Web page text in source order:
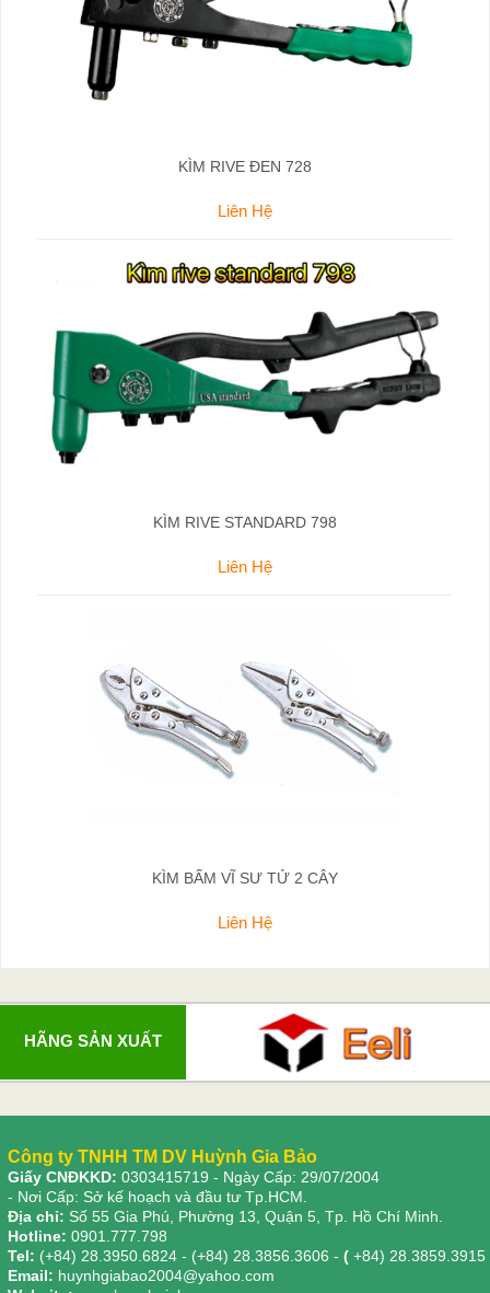
KÌM RIVE ĐEN 728
Liên Hệ
KÌM RIVE STANDARD 798
Liên Hệ
KÌM BẤM VĨ SƯ TỬ 2 CÂY
Liên Hệ
HÃNG SẢN XUẤT
Công ty TNHH TM DV Huỳnh Gia Bảo
Giấy CNĐKKD: 0303415719 - Ngày Cấp: 29/07/2004
- Nơi Cấp: Sở kế hoạch và đầu tư Tp.HCM.
Địa chỉ: Số 55 Gia Phú, Phường 13, Quận 5, Tp. Hồ Chí Minh.
Hotline: 0901.777.798
Tel: (+84) 28.3950.6824 - (+84) 28.3856.3606 - ( +84) 28.3859.3915
Email: huynhgiabao2004@yahoo.com